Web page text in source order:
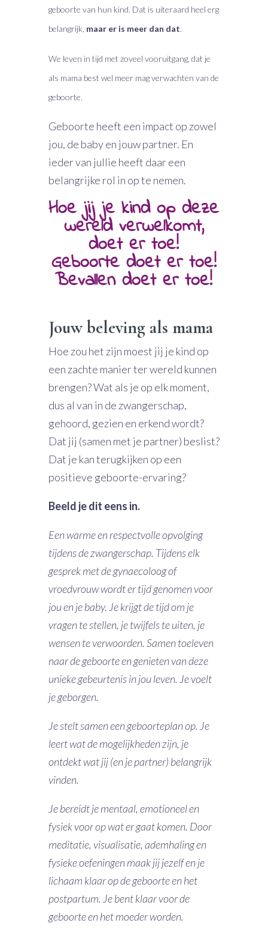
geboorte van hun kind. Dat is uiteraard heel erg
belangrijk, maar er is meer dan dat.
We leven in tijd met zoveel vooruitgang, dat je
als mama best wel meer mag verwachten van de
geboorte.
Geboorte heeft een impact op zowel
jou, de baby en jouw partner. En
ieder van jullie heeft daar een
belangrijke rol in op te nemen.
Hoe jij je kind op deze
wereld verwelkomt,
doet er toe!
Geboorte doet er toe!
Bevallen doet er toe!
Jouw beleving als mama
Hoe zou het zijn moest jij je kind op
een zachte manier ter wereld kunnen
brengen? Wat als je op elk moment,
dus al van in de zwangerschap,
gehoord, gezien en erkend wordt?
Dat jij (samen met je partner) beslist?
Dat je kan terugkijken op een
positieve geboorte-ervaring?
Beeld je dit eens in.
Een warme en respectvolle opvolging
tijdens de zwangerschap. Tijdens elk
gesprek met de gynaecoloog of
vroedvrouw wordt er tijd genomen voor
jou en je baby. Je krijgt de tijd om je
vragen te stellen, je twijfels te uiten, je
wensen te verwoorden. Samen toeleven
naar de geboorte en genieten van deze
unieke gebeurtenis in jou leven. Je voelt
je geborgen.
Je stelt samen een geboorteplan op. Je
leert wat de mogelijkheden zijn, je
ontdekt wat jij (en je partner) belangrijk
vinden.
Je bereidt je mentaal, emotioneel en
fysiek voor op wat er gaat komen. Door
meditatie, visualisatie, ademhaling en
fysieke oefeningen maak jij jezelf en je
lichaam klaar op de geboorte en het
postpartum. Je bent klaar voor de
geboorte en het moeder worden.